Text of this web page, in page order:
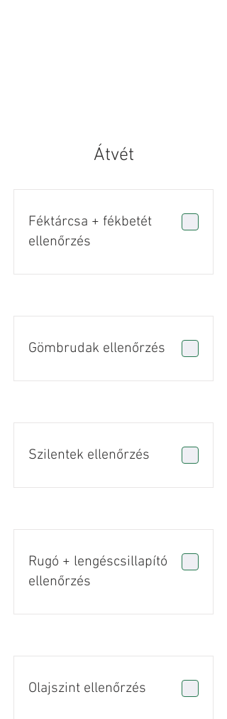
Átvét
Féktárcsa + fékbetét
ellenőrzés
Gömbrudak ellenőrzés
Szilentek ellenőrzés
Rugó + lengéscsillapító
ellenőrzés
Olajszint ellenőrzés